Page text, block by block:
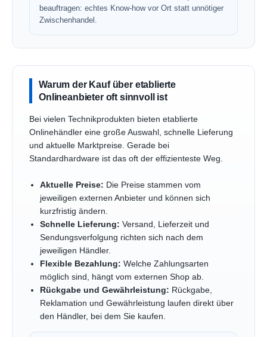
beauftragen: echtes Know-how vor Ort statt unnötiger
Zwischenhandel.
Warum der Kauf über etablierte
Onlineanbieter oft sinnvoll ist
Bei vielen Technikprodukten bieten etablierte
Onlinehändler eine große Auswahl, schnelle Lieferung
und aktuelle Marktpreise. Gerade bei
Standardhardware ist das oft der effizienteste Weg.
Aktuelle Preise: Die Preise stammen vom
jeweiligen externen Anbieter und können sich
kurzfristig ändern.
Schnelle Lieferung: Versand, Lieferzeit und
Sendungsverfolgung richten sich nach dem
jeweiligen Händler.
Flexible Bezahlung: Welche Zahlungsarten
möglich sind, hängt vom externen Shop ab.
Rückgabe und Gewährleistung: Rückgabe,
Reklamation und Gewährleistung laufen direkt über
den Händler, bei dem Sie kaufen.